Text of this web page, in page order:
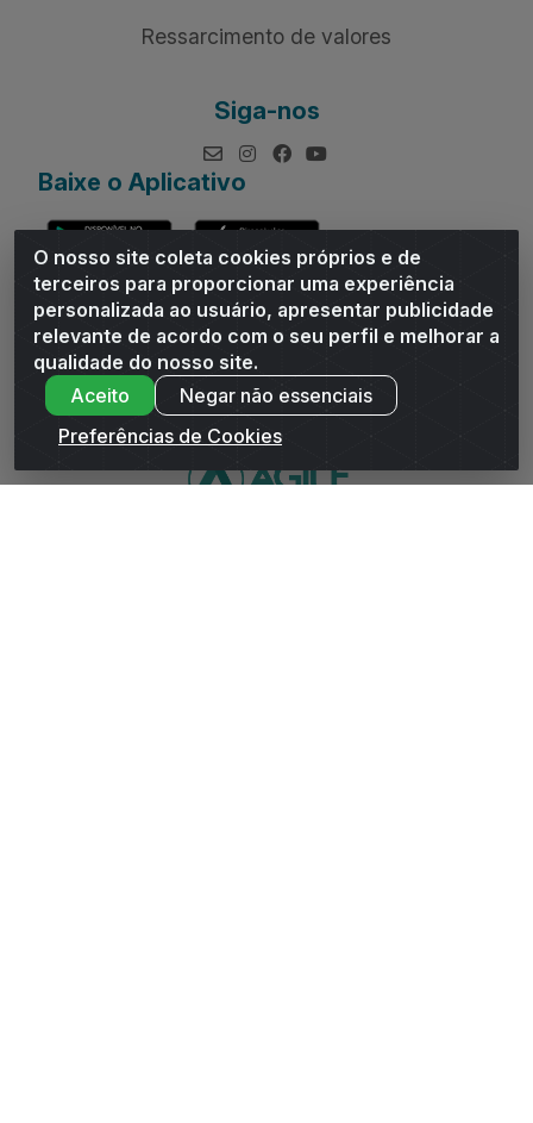
O nosso site coleta cookies próprios e de
terceiros para proporcionar uma experiência
personalizada ao usuário, apresentar publicidade
relevante de acordo com o seu perfil e melhorar a
qualidade do nosso site.
Aceito
Negar não essenciais
Preferências de Cookies
Ressarcimento de valores
Siga-nos
Baixe o Aplicativo
Andrade Distribuidor - ROD AL 110, n° 1401 - Sitio Moco,
Arapiraca/AL - CEP 57319-300 - CNPJ 10.667.481/0001-47